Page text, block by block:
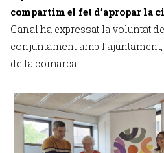
compartim el fet d’apropar la
Canal ha expressat la voluntat
conjuntament amb
de la comarca.